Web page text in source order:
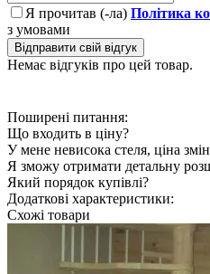
Я прочитав (-ла) Політика
з умовами
Відправити свій відгук
Немає відгуків про цей товар.
Поширені питання:
Що входить в ціну?
У мене невисока стеля, ціна
Я зможу отримати детальну
Який порядок купівлі?
Додаткові характеристики:
Схожі товари